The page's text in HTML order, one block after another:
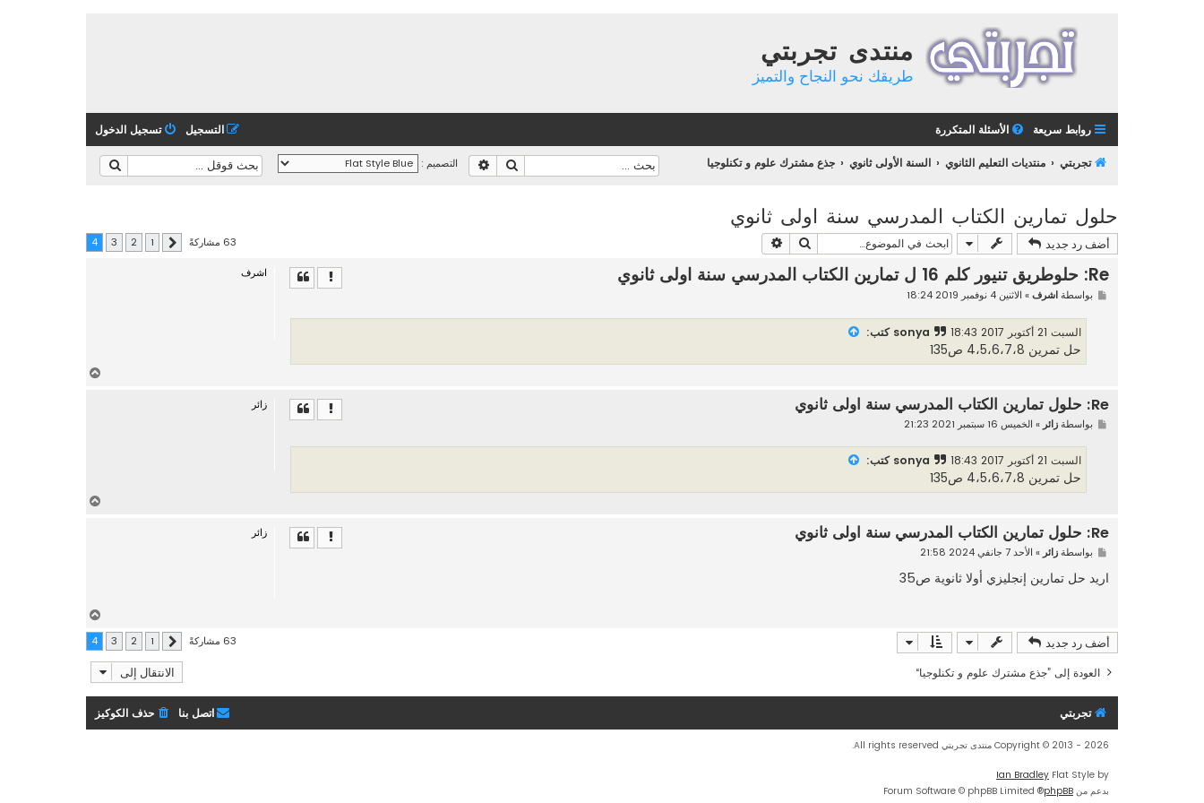
منتدى تجربتي
طريقك نحو النجاح والتميز
روابط سريعة الأسئلة المتكررة تسجيل الدخول التسجيل
تجربتي منتديات التعليم الثانوي السنة الأولى ثانوي جذع مشترك علوم و تكنلوجيا التصميم : بحث بحث متقدم
حلول تمارين الكتاب المدرسي سنة اولى ثانوي
أضف رد جديد بحث 63 مشاركةً السابق 1
2
3
4
اشرف Re: حلوطريق تنيور كلم 16 ل تمارين الكتاب المدرسي سنة اولى ثانوي
مبواسطةاشرف» الاثنين 4 نوفمبر 2019 18:24
sonya كتب: السبت 21 أكتوبر 2017 18:43
حل تمرين 4،5،6،7،8 ص135
زائر Re: حلول تمارين الكتاب المدرسي سنة اولى ثانوي
مبواسطةزائر » الخميس 16 سبتمبر 2021 21:23
sonya كتب: السبت 21 أكتوبر 2017 18:43
حل تمرين 4،5،6،7،8 ص135
زائر Re: حلول تمارين الكتاب المدرسي سنة اولى ثانوي
م
ر
بواسطةزائر » الأحد 7 جانفي 2024 21:58
اريد حل تمارين إنجليزي أولا ثانوية ص35
ع
ل
أضف رد جديد 63 مشاركةً السابق 1
2
3
4
العودة إلى ”جذع مشترك علوم و تكنلوجيا“ الانتقال إلى
تجربتي حذف الكوكيز اتصل بنا
Copyright © 2013 - 2026 منتدى تجربتي All rights reserved.
Flat Style by
Ian Bradley
بدعم من phpBB
® Forum Software © phpBB Limited